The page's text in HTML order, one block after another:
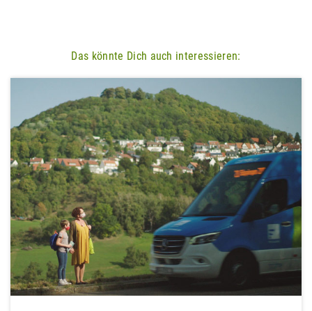
Das könnte Dich auch interessieren: